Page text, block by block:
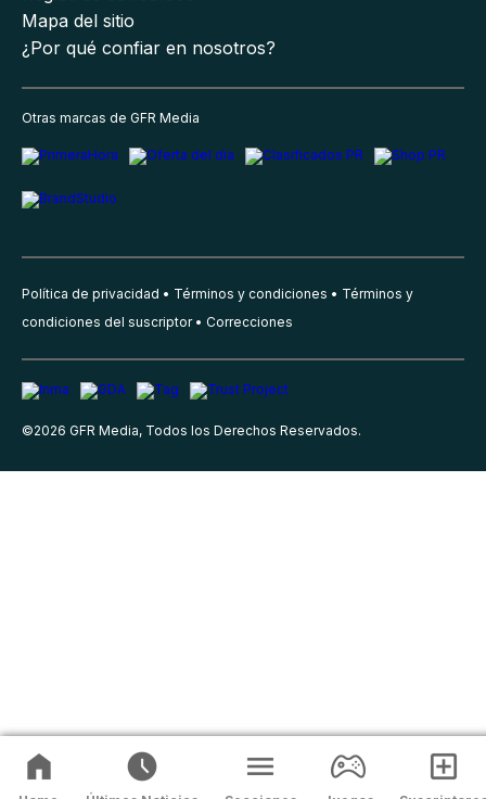
Mapa del sitio
¿Por qué confiar en nosotros?
Otras marcas de GFR Media
Política de privacidad Términos y condiciones
Términos y
condiciones del suscriptor
Correcciones
©2026 GFR Media, Todos los Derechos Reservados.